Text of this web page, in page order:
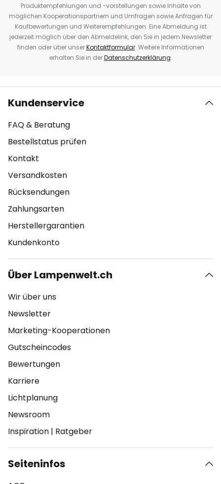
Produktempfehlungen und -vorstellungen sowie Inhalte von
möglichen Kooperationspartnern und Umfragen sowie Anfragen für
Kaufbewertungen und Weiterempfehlungen. Eine Abmeldung ist
jederzeit möglich über den Abmeldelink, den Sie in jedem Newsletter
finden oder über unserKontaktformular. Weitere Informationen
erhalten Sie in derDatenschutzerklärung.
Kundenservice
FAQ & Beratung
Bestellstatus prüfen
Kontakt
Versandkosten
Rücksendungen
Zahlungsarten
Herstellergarantien
Kundenkonto
Über Lampenwelt.ch
Wir über uns
Newsletter
Marketing-Kooperationen
Gutscheincodes
Bewertungen
Karriere
Lichtplanung
Newsroom
Inspiration | Ratgeber
Seiteninfos